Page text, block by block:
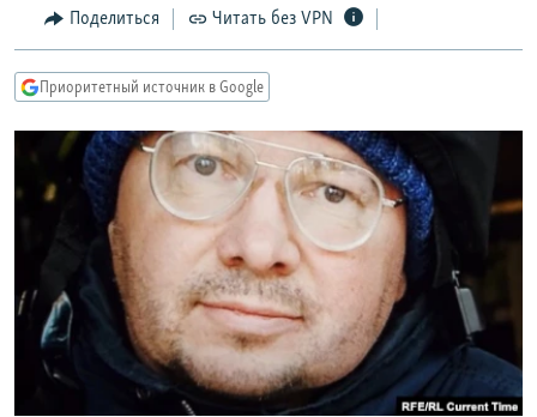
главной
навигации
Вернутся
КУЛЬТУРА
IDEL.РЕАЛИИ
КАВКАЗ.РЕАЛИИ
СЕВЕР.РЕАЛИИ
СИБИРЬ.РЕАЛИИ
РАСПИСАНИЕ ВЕЩАНИЯ
ПОДПИШИТЕСЬ НА РАССЫЛКУ
СОЦИАЛЬНЫЕ СЕТИ
Поделиться Читать без VPN
Приоритетный источник в Google